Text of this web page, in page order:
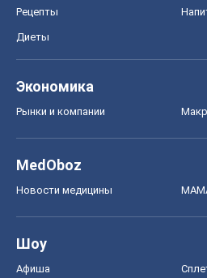
Рецепты
Диеты
Экономика
Рынки и компании
MedOboz
Новости медицины
Шоу
Афиша